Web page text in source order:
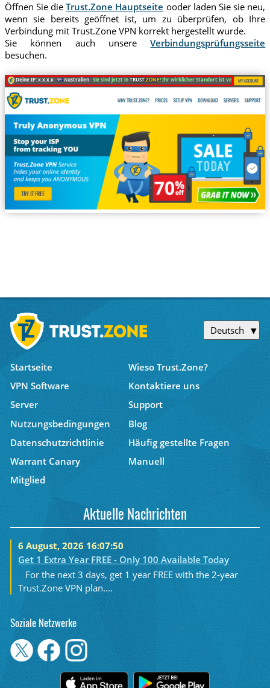
Öffnen Sie dieTrust.Zone Hauptseite ooder laden Sie sie neu,
wenn sie bereits geöffnet ist, um zu überprüfen, ob Ihre
Verbindung mit Trust.Zone VPN korrekt hergestellt wurde.
Sie können auch unsereVerbindungsprüfungsseite
besuchen.
Deine IP: x.x.x.x · Australien ·Sie sind jetzt inTRUST.ZONE! Ihr wirklicher Standort ist versteckt!
Deutsch
Startseite
Wieso Trust.Zone?
VPN Software
Kontaktiere uns
Server
Support
Nutzungsbedingungen
Blog
Datenschutzrichtlinie
Häufig gestellte Fragen
Warrant Canary
Manuell
Mitglied
Aktuelle Nachrichten
6 August, 2026 16:07:50
Get 1 Extra Year FREE - Only 100 Available Today
For the next 3 days, get 1 year FREE with the 2-year
Trust.Zone VPN plan....
Soziale Netzwerke